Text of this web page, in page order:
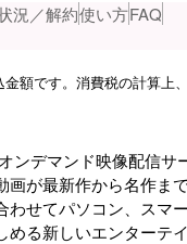
況／解約使い方FAQ
額です。消費税の計算上
ンデマンド映像配信サ
画が最新作から名作ま
わせてパソコン、スマ
める新しいエンターテ